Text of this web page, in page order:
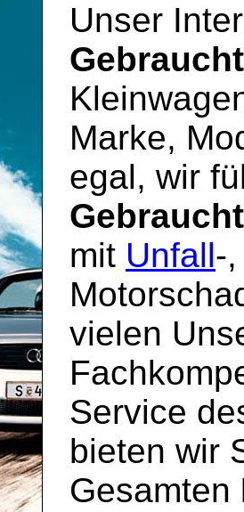
Unser
Marke,
egal, wir
mit Unfall-
vielen
Service
bieten wir
Gesamten